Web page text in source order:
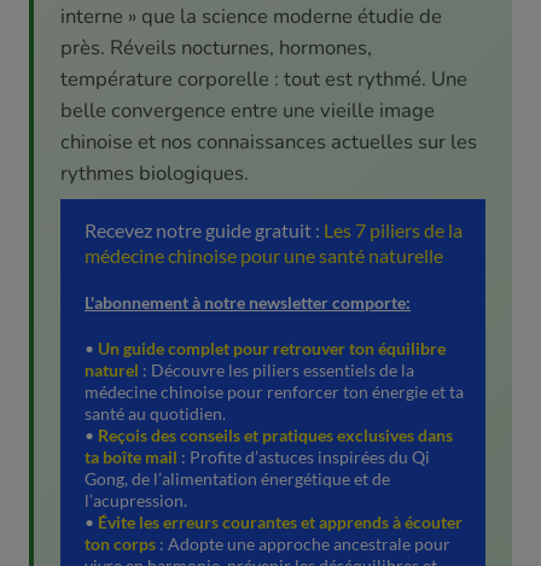
interne » que la science moderne étudie de
près. Réveils nocturnes, hormones,
température corporelle : tout est rythmé. Une
belle convergence entre une vieille image
chinoise et nos connaissances actuelles sur les
rythmes biologiques.